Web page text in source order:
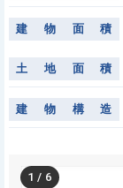
建 物 面 積
土 地 面 積
建 物 構 造
1 / 6